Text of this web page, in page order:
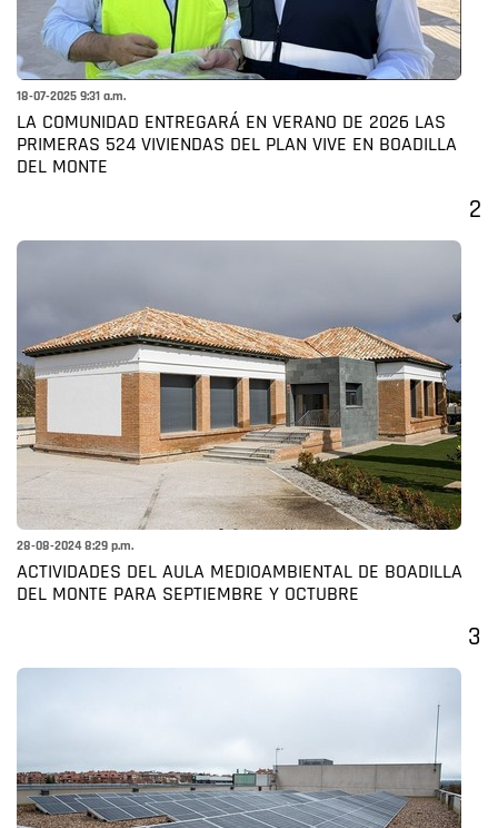
18-07-2025 9:31 a.m.
LA COMUNIDAD ENTREGARÁ EN VERANO DE 2026 LAS
PRIMERAS 524 VIVIENDAS DEL PLAN VIVE EN BOADILLA
DEL MONTE
2
28-08-2024 8:29 p.m.
ACTIVIDADES DEL AULA MEDIOAMBIENTAL DE BOADILLA
DEL MONTE PARA SEPTIEMBRE Y OCTUBRE
3